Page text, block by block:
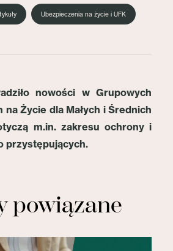
Ubezpieczenia na życie i UFK
nowości w Grupowych
na Życie dla Małych i Średnich
m.in. zakresu ochrony i
przystępujących.
powiązane